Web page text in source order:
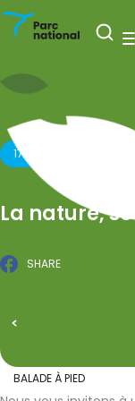
Nationaal Park
17 JUNI 2026
La nature,
SHARE
Facebook
Alle evenementen
BALADE À PIED